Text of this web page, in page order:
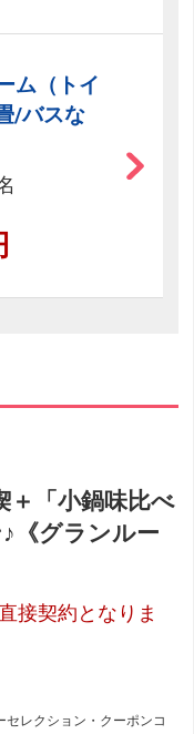
ム（トイ
/バスな
＋「小鍋味比べ
《グランルー
接契約となりま
レクション・クーポンコ